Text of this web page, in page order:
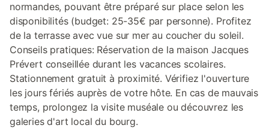
normandes, pouvant être préparé sur place selon les
disponibilités (budget: 25-35€ par personne). Profitez
de la terrasse avec vue sur mer au coucher du soleil.
Conseils pratiques: Réservation de la maison Jacques
Prévert conseillée durant les vacances scolaires.
Stationnement gratuit à proximité. Vérifiez l'ouverture
les jours fériés auprès de votre hôte. En cas de mauvais
temps, prolongez la visite muséale ou découvrez les
galeries d'art local du bourg.